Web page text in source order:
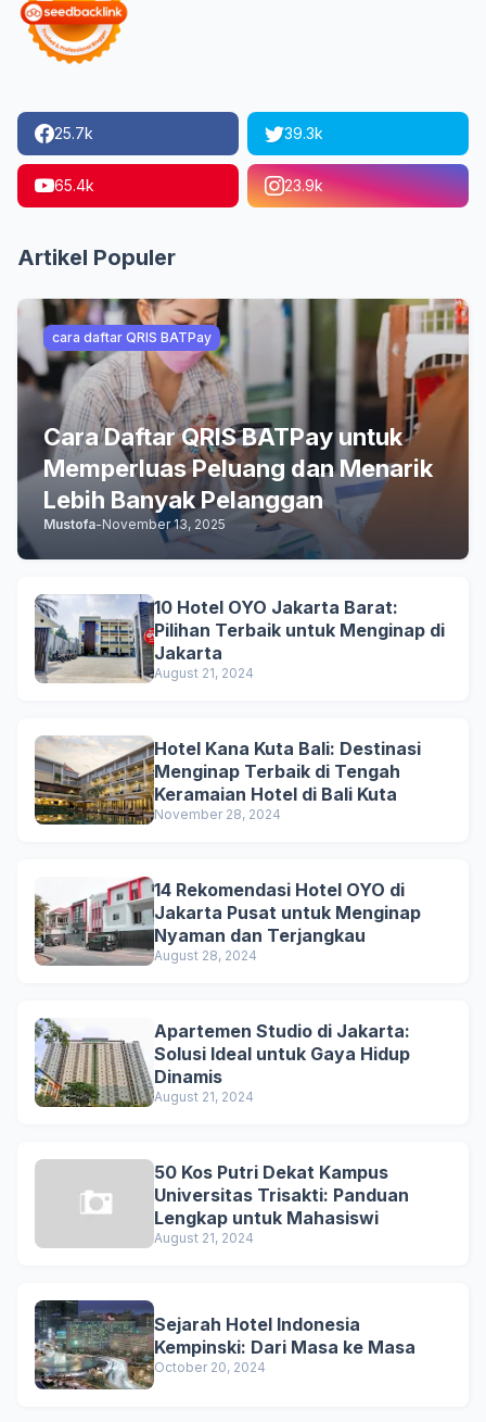
25.7k 39.3k
65.4k 23.9k
Artikel Populer
cara daftar QRIS BATPay
Cara Daftar QRIS BATPay untuk
Memperluas Peluang dan Menarik
Lebih Banyak Pelanggan
Mustofa-November 13, 2025
10 Hotel OYO Jakarta Barat:
Pilihan Terbaik untuk Menginap di
Jakarta
August 21, 2024
Hotel Kana Kuta Bali: Destinasi
Menginap Terbaik di Tengah
Keramaian Hotel di Bali Kuta
November 28, 2024
14 Rekomendasi Hotel OYO di
Jakarta Pusat untuk Menginap
Nyaman dan Terjangkau
August 28, 2024
Apartemen Studio di Jakarta:
Solusi Ideal untuk Gaya Hidup
Dinamis
August 21, 2024
50 Kos Putri Dekat Kampus
Universitas Trisakti: Panduan
Lengkap untuk Mahasiswi
August 21, 2024
Sejarah Hotel Indonesia
Kempinski: Dari Masa ke Masa
October 20, 2024